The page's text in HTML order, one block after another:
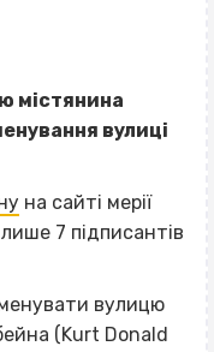
містянина
вулиці
на сайті мерії
7 підписантів
вулицю
(Kurt Donald